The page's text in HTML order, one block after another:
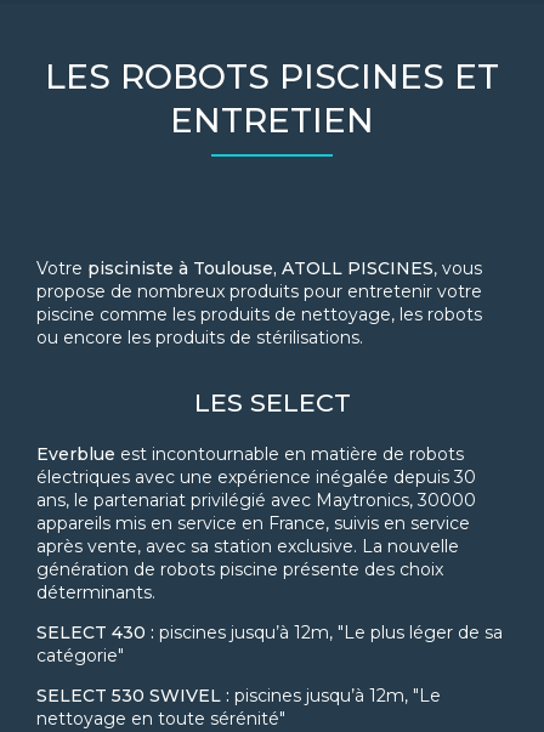
LES ROBOTS PISCINES ET
ENTRETIEN
Votre pisciniste à Toulouse, ATOLL PISCINES, vous
propose de nombreux produits pour entretenir votre
piscine comme les produits de nettoyage, les robots
ou encore les produits de stérilisations.
LES SELECT
Everblue est incontournable en matière de robots
électriques avec une expérience inégalée depuis 30
ans, le partenariat privilégié avec Maytronics, 30000
appareils mis en service en France, suivis en service
après vente, avec sa station exclusive. La nouvelle
génération de robots piscine présente des choix
déterminants.
SELECT 430 : piscines jusqu’à 12m, "Le plus léger de sa
catégorie"
SELECT 530 SWIVEL : piscines jusqu’à 12m, "Le
nettoyage en toute sérénité"